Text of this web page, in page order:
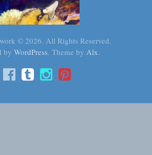
© 2026. All Rights Reserved.
by WordPress. Theme by Alx.